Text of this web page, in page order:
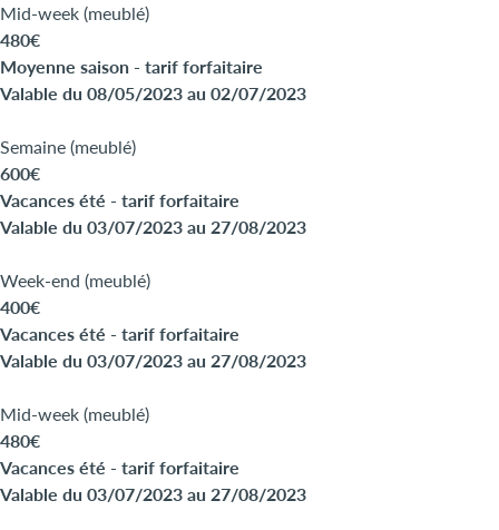
Mid-week (meublé)
480€
Moyenne saison - tarif forfaitaire
Valable du 08/05/2023 au 02/07/2023
Semaine (meublé)
600€
Vacances été - tarif forfaitaire
Valable du 03/07/2023 au 27/08/2023
Week-end (meublé)
400€
Vacances été - tarif forfaitaire
Valable du 03/07/2023 au 27/08/2023
Mid-week (meublé)
480€
Vacances été - tarif forfaitaire
Valable du 03/07/2023 au 27/08/2023